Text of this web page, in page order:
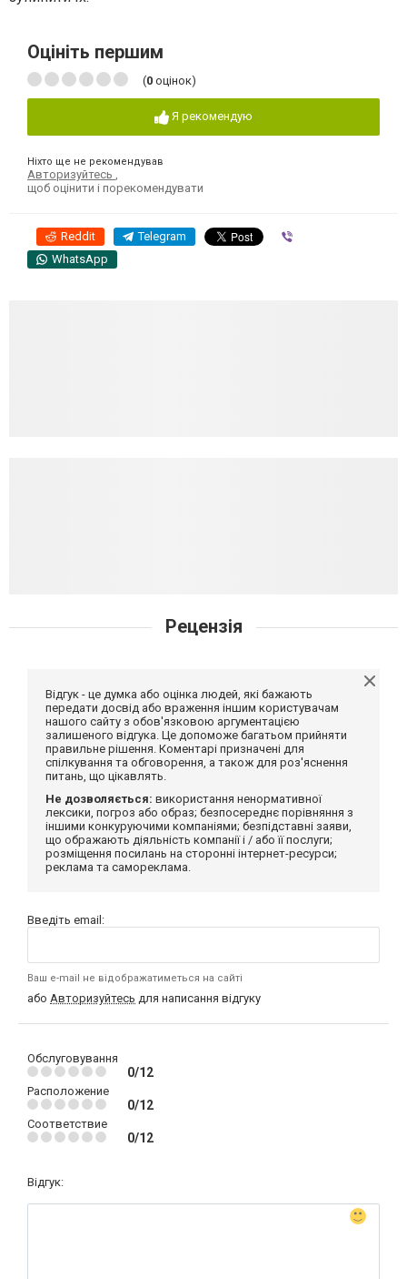
Оцініть першим
(0 оцінок)
Я рекомендую
Ніхто ще не рекомендував
Авторизуйтесь
щоб оцінити і порекомендувати
Reddit Telegram
WhatsApp
Рецензія
Відгук - це думка або оцінка людей, які бажають
передати досвід або враження іншим користувачам
нашого сайту з обов'язковою аргументацією
залишеного відгука. Це допоможе багатьом прийняти
правильне рішення. Коментарі призначені для
спілкування та обговорення, а також для роз'яснення
питань, що цікавлять.
Не дозволяється: використання ненормативної
лексики, погроз або образ; безпосереднє порівняння з
іншими конкуруючими компаніями; безпідставні заяви,
що ображають діяльність компанії і / або її послуги;
розміщення посилань на сторонні інтернет-ресурси;
реклама та самореклама.
Введіть email:
Ваш e-mail не відображатиметься на сайті
або Авторизуйтесь для написання відгуку
Обслуговування
0/12
Расположение
0/12
Соответствие
0/12
Відгук: